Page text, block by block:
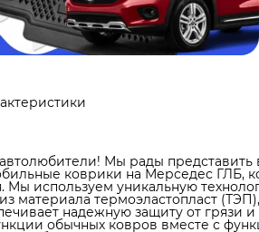
Мы рады
коврики на Мерседес ГЛБ,
Мы используем уникальную
материала термоэластопласт
надежную защиту от грязи
обычных ковров вместе с